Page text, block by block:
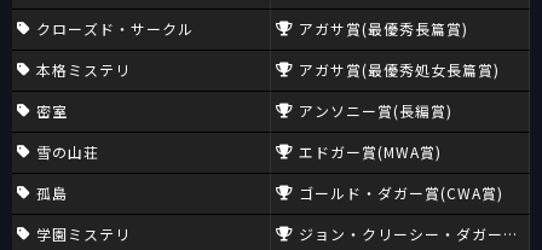
クローズド・サークル
本格ミステリ
密室
雪の山荘
孤島
学園ミステリ
アガサ賞(最優秀長篇賞)
アガサ賞(最優秀処女長篇賞)
アンソニー賞(長編賞)
エドガー賞(MWA賞)
ゴールド・ダガー賞(CWA賞)
ジョン・クリーシー・ダガー賞